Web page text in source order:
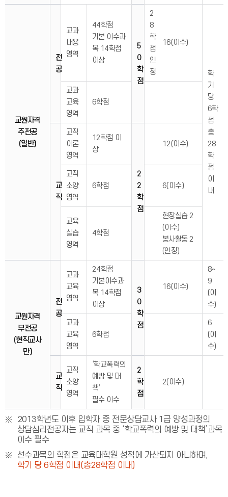
교원자격
주전공
(일반)
전
공
교과
내용
영역
44학점
기본 이수과
목 14학점
이상
5
0
학
점
2
8
학
점
인
정
16(이수)
학
기
당
6학
점
총
28
학
점
이
내
교과
교육
영역
6학점
교
직
교직
이론
영역
12학점 이
상
2
2
학
점
12(이수)
교직
소양
영역
6학점 6(이수)
교육
실습
영역
4학점
현장실습 2
(이수)
봉사활동 2
(인정)
교원자격
부전공
(현직교사
만)
전
공
교과
교육
영역
24학점
기본이수과
목 14학점
이상
3
0
학
점
16(이수)
8~
9
(이
수)
교과
교육
영역
6학점
6
(이
수)
교
직
교직
소양
영역
‘학교폭력의
예방 및 대
책’
필수 이수
2
학
점
2(이수)
2013학년도 이후 입학자 중 전문상담교사 1급 양성과정의
상담심리전공자는 교직 과목 중 ‘학교폭력의 예방 및 대책’과목
이수 필수
선수과목의 학점은 교육대학원 성적에 가산되지 아니하며,
학기 당 6학점 이내(총28학점 이내)